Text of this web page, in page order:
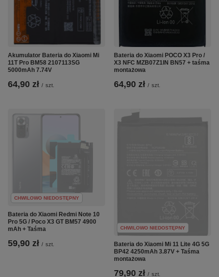
Akumulator Bateria do Xiaomi Mi
11T Pro BM58 2107113SG
5000mAh 7.74V
64,90 zł / szt.
Bateria do Xiaomi POCO X3 Pro /
X3 NFC MZB07Z1IN BN57 + taśma
montażowa
64,90 zł / szt.
CHWILOWO NIEDOSTĘPNY
Bateria do Xiaomi Redmi Note 10
Pro 5G / Poco X3 GT BM57 4900
mAh + Taśma
59,90 zł / szt.
CHWILOWO NIEDOSTĘPNY
Bateria do Xiaomi Mi 11 Lite 4G 5G
BP42 4250mAh 3.87V + Taśma
montażowa
79,90 zł / szt.